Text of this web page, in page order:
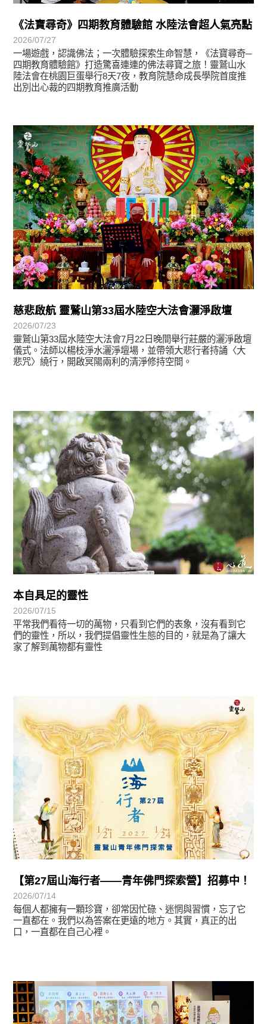
《法寶尋奇》四期教育體驗館 水陸法會超人氣亮點
2026/07/27
一場遊戲，認識佛法；一次體驗探索生命智慧，《法寶尋奇─
四期教育體驗館》打造驚喜連連的佛法尋寶之旅！靈鷲山水
陸法會在桃園巨蛋舉行8天7夜，教育院慧命成長學院首度推
出別出心裁的四期教育推廣活動
慈悲啟航 靈鷲山第33屆水陸空大法會灑淨啟壇
2026/07/23
靈鷲山第33屆水陸空大法會7月22日晚間舉行莊嚴的灑淨啟壇
儀式。法師以楊枝淨水灑淨壇場，並帶領大悲行者持誦〈大
悲咒〉繞行，開啟冥陽兩利的清淨修持空間。
學習分享
本自具足的靈性
2026/07/15
平常我們看待一切的萬物，只看到它們的表象，沒有看到它
們的靈性，所以，我們提倡靈性生態的目的，就是為了讓大
家了解到萬物都有靈性
學習分享
【第27屆山海行者——青年佛門探索營】招募中！
2026/07/14
每個人都擁有一顆珍寶，卻常因忙碌、迷惘與習慣，忘了它
一直都在。我們以為答案在更遠的地方。其實，真正的出
口，一直都在自己心裡。
最新消息